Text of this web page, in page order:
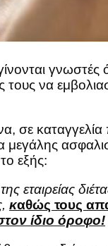
γνωστές
τους να
σε
εξής:
εταιρείας
καθώς τους
ίδιο όροφο!